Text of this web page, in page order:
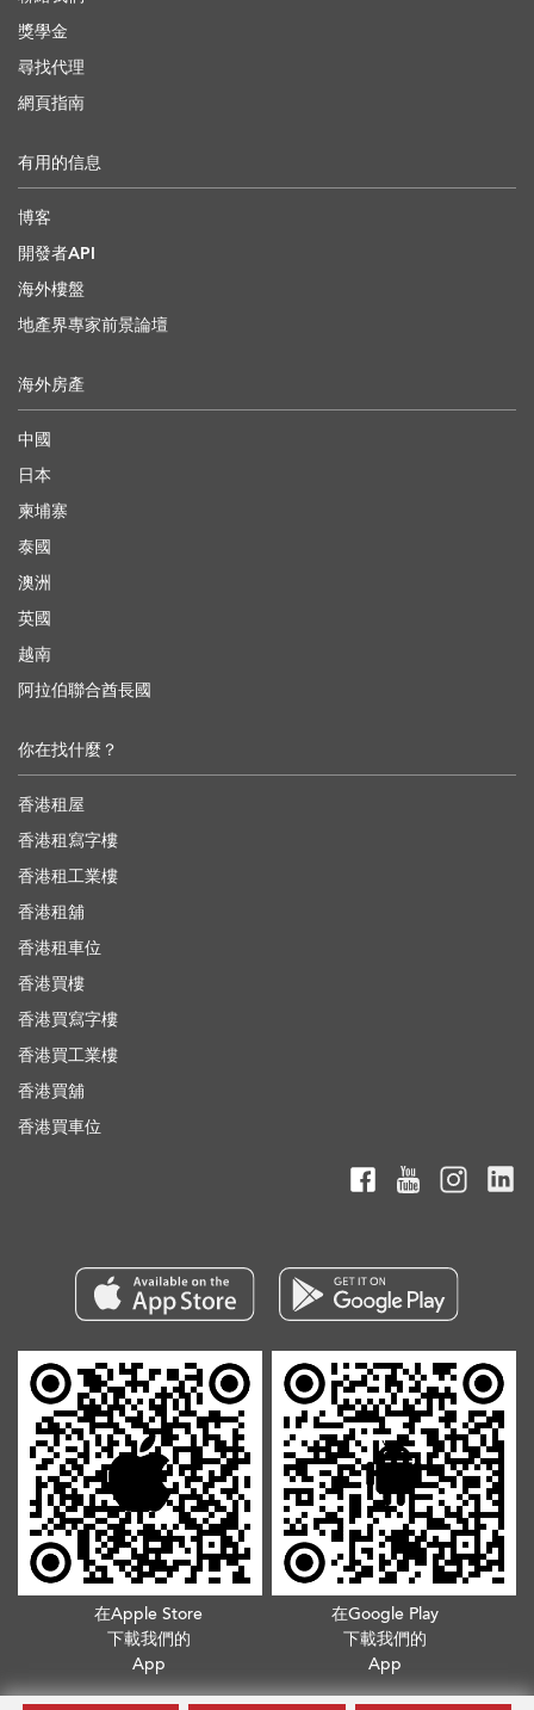
獎學金
尋找代理
網頁指南
有用的信息
博客
開發者API
海外樓盤
地產界專家前景論壇
海外房產
中國
日本
柬埔寨
泰國
澳洲
英國
越南
阿拉伯聯合酋長國
你在找什麼？
香港租屋
香港租寫字樓
香港租工業樓
香港租舖
香港租車位
香港買樓
香港買寫字樓
香港買工業樓
香港買舖
香港買車位
在Apple Store
下載我們的
App
在Google Play
下載我們的
App